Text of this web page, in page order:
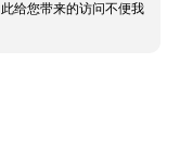
给您带来的访问不便我